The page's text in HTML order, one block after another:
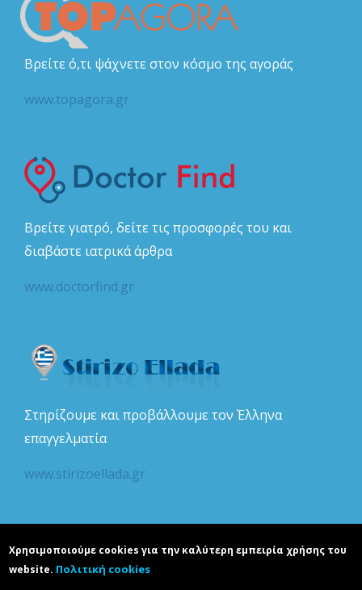
Βρείτε ό,τι ψάχνετε στον κόσμο της αγοράς
www.topagora.gr
Βρείτε γιατρό, δείτε τις προσφορές του και
διαβάστε ιατρικά άρθρα
www.doctorfind.gr
Στηρίζουμε και προβάλλουμε τον Έλληνα
επαγγελματία
www.stirizoellada.gr
Χρησιμοποιούμε cookies για την καλύτερη εμπειρία χρήσης του
website. Πολιτική cookies